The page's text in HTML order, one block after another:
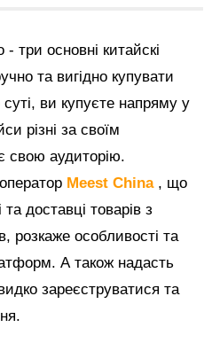
три основні китайскі
та вигідно купувати
ви купуєте напряму у
різні за своїм
свою аудиторію.
Meest China , що
та доставці товарів з
розкаже особливості та
А також надасть
зареєструватися та